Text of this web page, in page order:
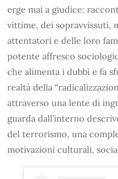
erge mai a giudice:
vittime, dei sopravvissuti,
attentatori e delle loro
potente affresco
che alimenta i dubbi e fa
realtà della
attraverso una lente di
guarda dall’interno
del terrorismo, una
motivazioni culturali,